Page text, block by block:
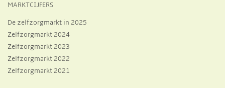
MARKTCIJFERS
De zelfzorgmarkt in 2025
Zelfzorgmarkt 2024
Zelfzorgmarkt 2023
Zelfzorgmarkt 2022
Zelfzorgmarkt 2021